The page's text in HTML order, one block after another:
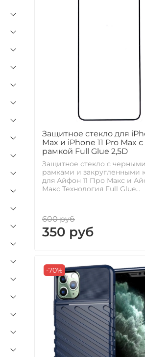
Защитное стекло для
Max и iPhone 11 Pro Max
рамкой Full Glue 2,5D
Защитное стекло с черными
рамками и закругленными
для Айфон 11 Про Макс и
Макс Технология Full Glue...
600 руб
350 руб
-70%